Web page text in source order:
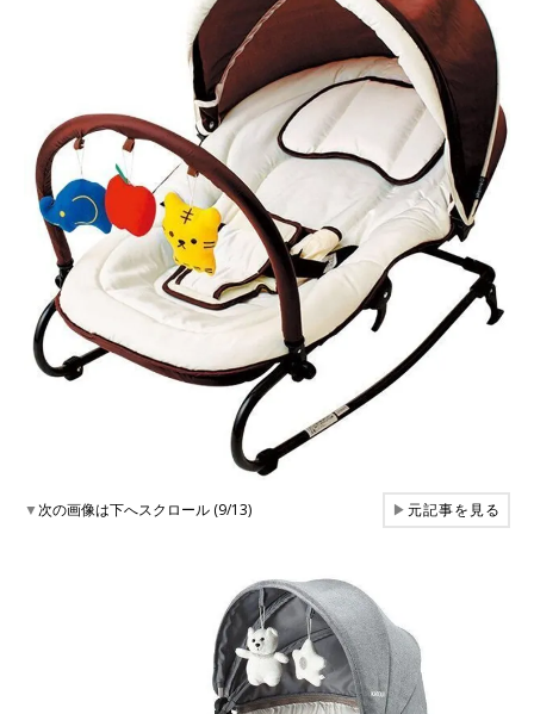
▼次の画像は下へスクロール (9/13) ▶元記事を見る